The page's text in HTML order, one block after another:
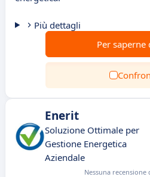
Più dettagli
Per saperne
Enerit
Soluzione Ottimale per
Gestione Energetica
Aziendale
Nessuna